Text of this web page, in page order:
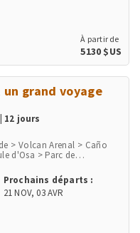
À partir de
5130 $US
un grand voyage
12 jours
> Volcan Arenal > Caño
d'Osa > Parc de
> Playa Herradura &
Jose
Prochains départs :
21 NOV,03 AVR